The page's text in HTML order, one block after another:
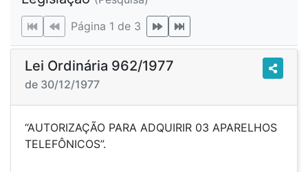
Página 1 de 3
Lei Ordinária 962/1977
de 30/12/1977
“AUTORIZAÇÃO PARA ADQUIRIR 03 APARELHOS
TELEFÔNICOS”.